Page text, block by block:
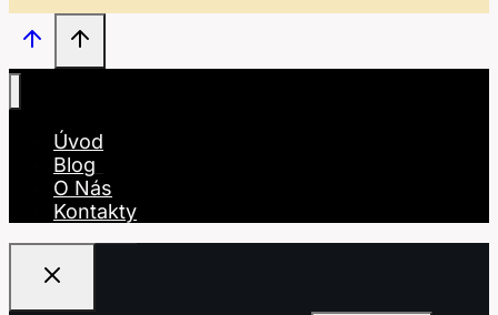
Úvod
Blog
O Nás
Kontakty